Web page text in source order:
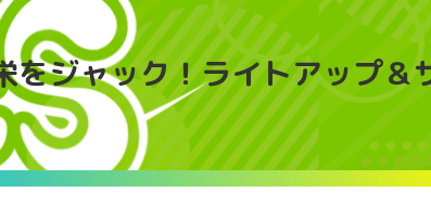
をジャック！ライトアップ